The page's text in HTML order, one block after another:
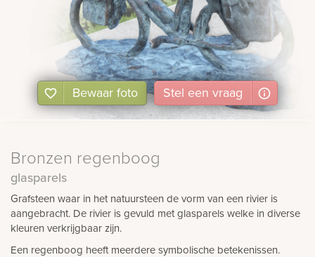
Bewaar foto Stel een vraag
Bronzen regenboog
glasparels
Grafsteen waar in het natuursteen de vorm van een rivier is
aangebracht. De rivier is gevuld met glasparels welke in diverse
kleuren verkrijgbaar zijn.
Een regenboog heeft meerdere symbolische betekenissen.